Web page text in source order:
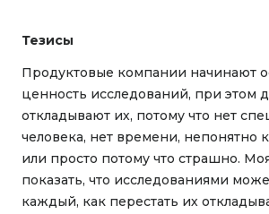
Тезисы
Продуктовые компании начинают
ценность исследований, при этом
откладывают их, потому что нет
человека, нет времени, непонятно
или просто потому что страшно.
показать, что исследованиями
каждый, как перестать их